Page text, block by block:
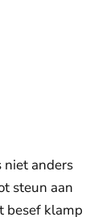
niet anders
steun aan
besef klamp